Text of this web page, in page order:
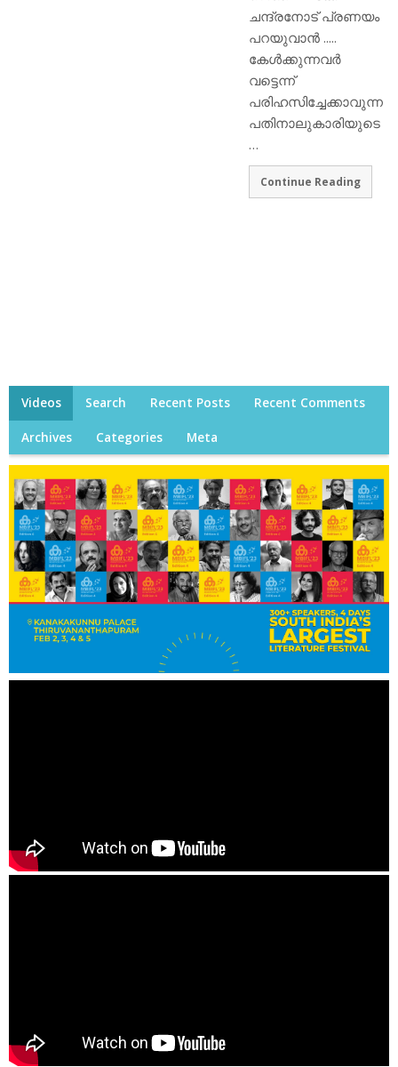
ചന്ദ്രനോട് പ്രണയം
പറയുവാൻ .....
കേൾക്കുന്നവർ
വട്ടെന്ന്
പരിഹസിച്ചേക്കാവുന്ന
പതിനാലുകാരിയുടെ
…
Continue Reading
Videos Search Recent Posts Recent Comments
Archives Categories Meta